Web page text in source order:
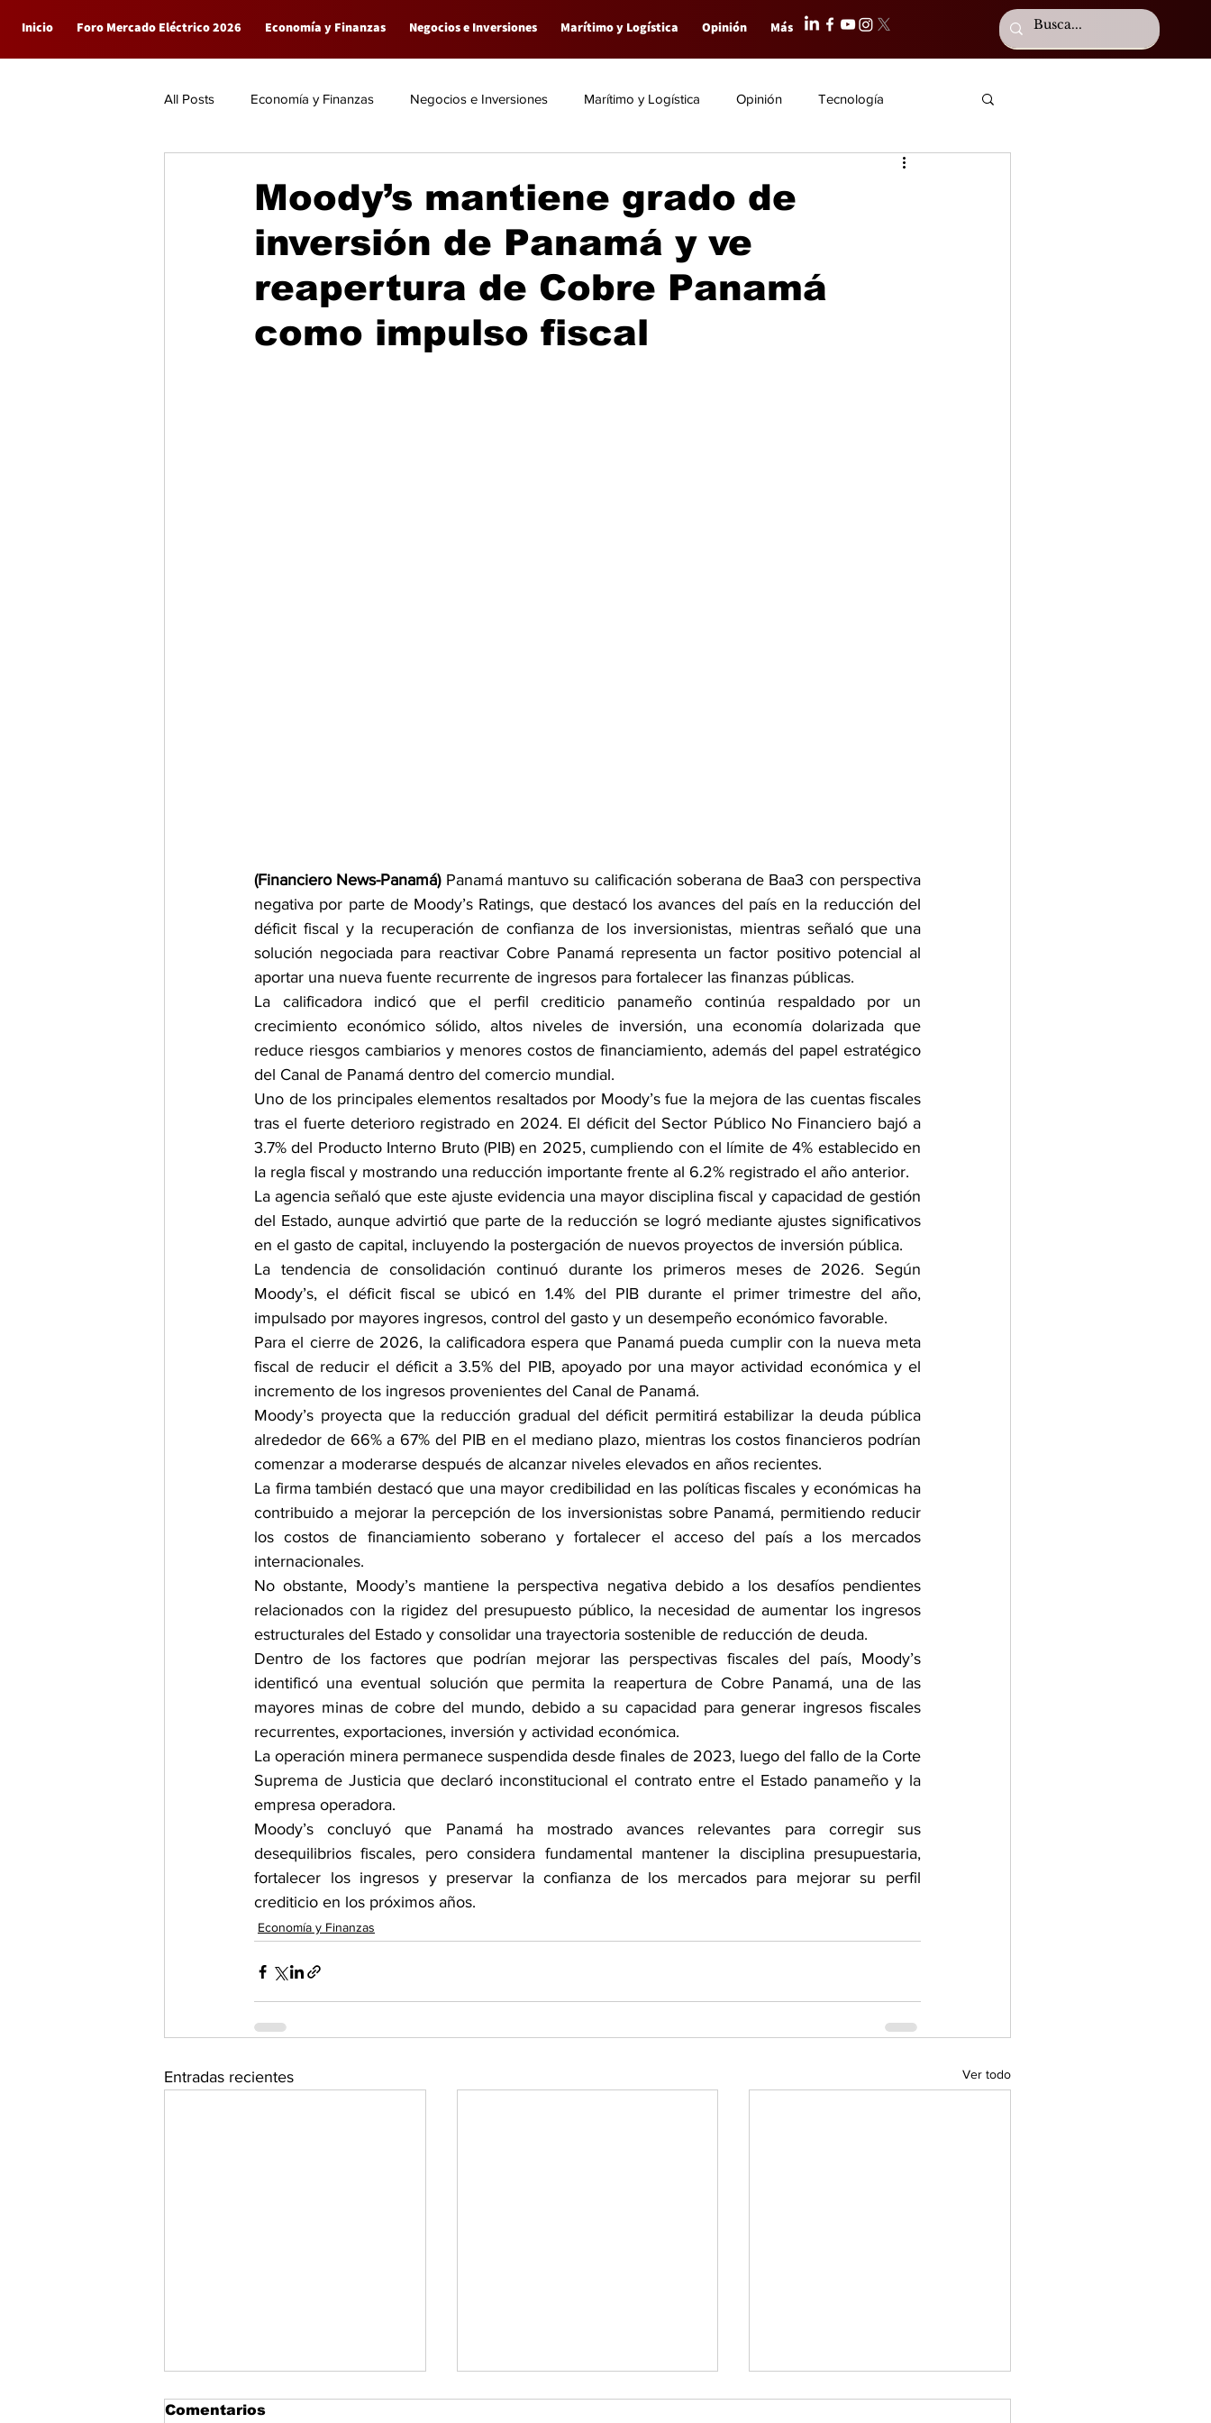
Inicio Foro Mercado Eléctrico 2026 Economía y Finanzas Negocios e Inversiones Marítimo y Logística Opinión Más
All Posts Economía y Finanzas Negocios e Inversiones Marítimo y Logística Opinión Tecnología
Moody’s mantiene grado de
inversión de Panamá y ve
reapertura de Cobre Panamá
como impulso fiscal
(Financiero News-Panamá) Panamá mantuvo su calificación soberana de Baa3 con perspectiva
negativa por parte de Moody’s Ratings, que destacó los avances del país en la reducción del
déficit fiscal y la recuperación de confianza de los inversionistas, mientras señaló que una
solución negociada para reactivar Cobre Panamá representa un factor positivo potencial al
aportar una nueva fuente recurrente de ingresos para fortalecer las finanzas públicas.
La calificadora indicó que el perfil crediticio panameño continúa respaldado por un
crecimiento económico sólido, altos niveles de inversión, una economía dolarizada que
reduce riesgos cambiarios y menores costos de financiamiento, además del papel estratégico
del Canal de Panamá dentro del comercio mundial.
Uno de los principales elementos resaltados por Moody’s fue la mejora de las cuentas fiscales
tras el fuerte deterioro registrado en 2024. El déficit del Sector Público No Financiero bajó a
3.7% del Producto Interno Bruto (PIB) en 2025, cumpliendo con el límite de 4% establecido en
la regla fiscal y mostrando una reducción importante frente al 6.2% registrado el año anterior.
La agencia señaló que este ajuste evidencia una mayor disciplina fiscal y capacidad de gestión
del Estado, aunque advirtió que parte de la reducción se logró mediante ajustes significativos
en el gasto de capital, incluyendo la postergación de nuevos proyectos de inversión pública.
La tendencia de consolidación continuó durante los primeros meses de 2026. Según
Moody’s, el déficit fiscal se ubicó en 1.4% del PIB durante el primer trimestre del año,
impulsado por mayores ingresos, control del gasto y un desempeño económico favorable.
Para el cierre de 2026, la calificadora espera que Panamá pueda cumplir con la nueva meta
fiscal de reducir el déficit a 3.5% del PIB, apoyado por una mayor actividad económica y el
incremento de los ingresos provenientes del Canal de Panamá.
Moody’s proyecta que la reducción gradual del déficit permitirá estabilizar la deuda pública
alrededor de 66% a 67% del PIB en el mediano plazo, mientras los costos financieros podrían
comenzar a moderarse después de alcanzar niveles elevados en años recientes.
La firma también destacó que una mayor credibilidad en las políticas fiscales y económicas ha
contribuido a mejorar la percepción de los inversionistas sobre Panamá, permitiendo reducir
los costos de financiamiento soberano y fortalecer el acceso del país a los mercados
internacionales.
No obstante, Moody’s mantiene la perspectiva negativa debido a los desafíos pendientes
relacionados con la rigidez del presupuesto público, la necesidad de aumentar los ingresos
estructurales del Estado y consolidar una trayectoria sostenible de reducción de deuda.
Dentro de los factores que podrían mejorar las perspectivas fiscales del país, Moody’s
identificó una eventual solución que permita la reapertura de Cobre Panamá, una de las
mayores minas de cobre del mundo, debido a su capacidad para generar ingresos fiscales
recurrentes, exportaciones, inversión y actividad económica.
La operación minera permanece suspendida desde finales de 2023, luego del fallo de la Corte
Suprema de Justicia que declaró inconstitucional el contrato entre el Estado panameño y la
empresa operadora.
Moody’s concluyó que Panamá ha mostrado avances relevantes para corregir sus
desequilibrios fiscales, pero considera fundamental mantener la disciplina presupuestaria,
fortalecer los ingresos y preservar la confianza de los mercados para mejorar su perfil
crediticio en los próximos años.
Economía y Finanzas
Entradas recientes Ver todo
Comentarios